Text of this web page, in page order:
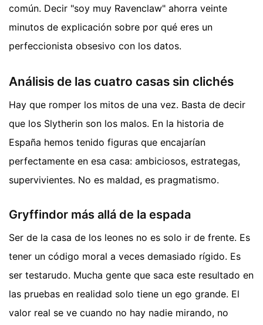
común. Decir "soy muy Ravenclaw" ahorra veinte
minutos de explicación sobre por qué eres un
perfeccionista obsesivo con los datos.
Análisis de las cuatro casas sin clichés
Hay que romper los mitos de una vez. Basta de decir
que los Slytherin son los malos. En la historia de
España hemos tenido figuras que encajarían
perfectamente en esa casa: ambiciosos, estrategas,
supervivientes. No es maldad, es pragmatismo.
Gryffindor más allá de la espada
Ser de la casa de los leones no es solo ir de frente. Es
tener un código moral a veces demasiado rígido. Es
ser testarudo. Mucha gente que saca este resultado en
las pruebas en realidad solo tiene un ego grande. El
valor real se ve cuando no hay nadie mirando, no